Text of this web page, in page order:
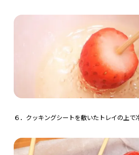
６．クッキングシートを敷いたトレイの上で